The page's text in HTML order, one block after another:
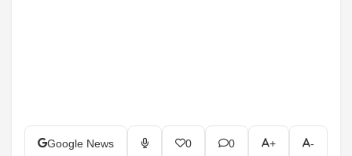
Google News 0 0 + -